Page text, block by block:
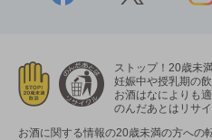
ストップ！20歳未
妊娠中や授乳期の
お酒はなによりも適
のんだあとはリサイ
お酒に関する情報の20歳未満の方への